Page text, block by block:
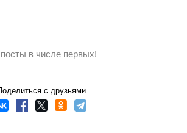
в числе первых!
с друзьями